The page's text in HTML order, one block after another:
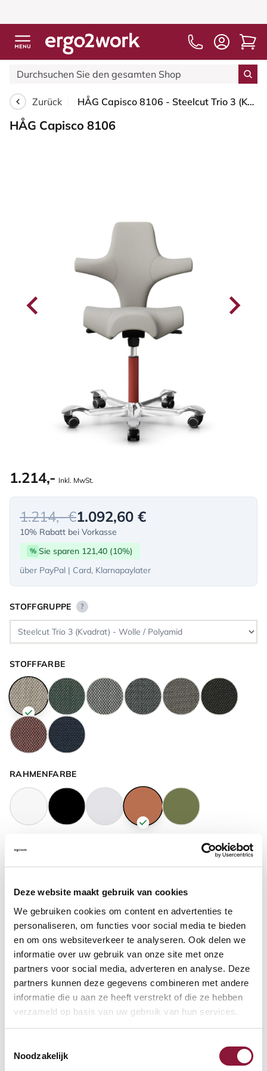
Deze website maakt gebruik van cookies
We gebruiken cookies om content en advertenties te
personaliseren, om functies voor social media te bieden
en om ons websiteverkeer te analyseren. Ook delen we
informatie over uw gebruik van onze site met onze
partners voor social media, adverteren en analyse. Deze
partners kunnen deze gegevens combineren met andere
informatie die u aan ze heeft verstrekt of die ze hebben
verzameld op basis van uw gebruik van hun services.
Noodzakelijk
Zurück HÅG Capisco 8106 - Steelcut Trio 3 (Kvadrat) - Wolle / Polyamid - STT213 - Light beige - Blush Rose - 200 mm (Sitzhöhe 46-64cm) - Harte Rollen für weiche Böden
HÅG Capisco 8106
1.214,- Inkl. MwSt.
1.214,- €1.092,60 €
10% Rabatt bei Vorkasse
% Sie sparen 121,40 (10%)
über PayPal | Card, Klarnapaylater
STOFFGRUPPE ?
STOFFFARBE
RAHMENFARBE
FUSSRING ?
FUSSRING AUS POLIERTEM ALUMINIUM